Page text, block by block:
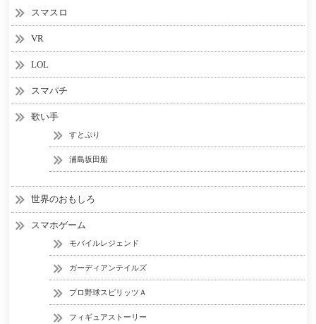
スマスロ
VR
LOL
スマパチ
歌い手
すとぷり
浦島坂田船
世界のおもしろ
スマホゲーム
モバイルレジェンド
ガーディアンテイルズ
プロ野球スピリッツＡ
フィギュアストーリー